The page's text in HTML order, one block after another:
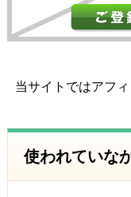
当サイトではアフ
使われていな